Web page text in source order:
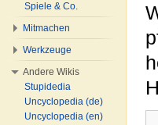
Spiele & Co.
Mitmachen
Werkzeuge
Andere Wikis
Stupidedia
Uncyclopedia (de)
Uncyclopedia (en)